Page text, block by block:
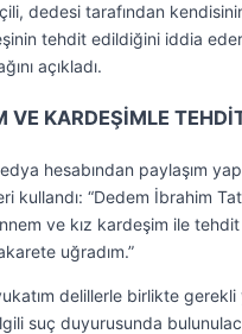
dedesi tarafından
tehdit edildiğini iddia
açıkladı.
VE KARDEŞİMLE
hesabından paylaşım
kullandı: “Dedem İbrahim
ve kız kardeşim ile
uğradım.”
delillerle birlikte gerekli
suç duyurusunda